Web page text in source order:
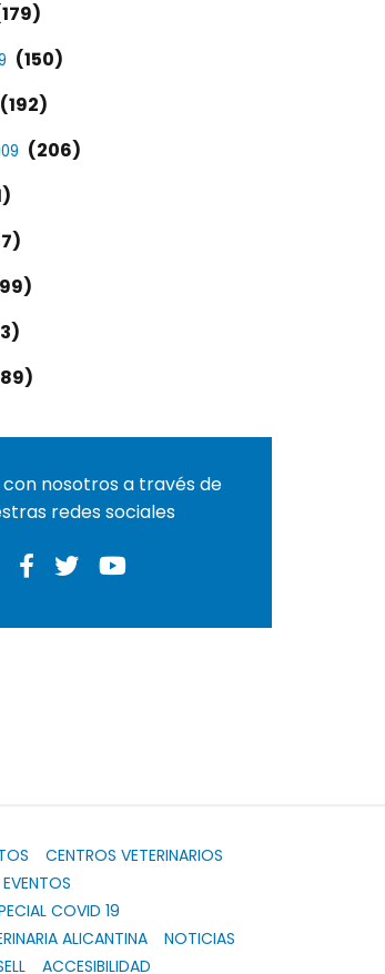
(150)
(192)
(206)
nosotros a través de
redes sociales
CENTROS VETERINARIOS
COVID 19
ALICANTINA
NOTICIAS
ACCESIBILIDAD